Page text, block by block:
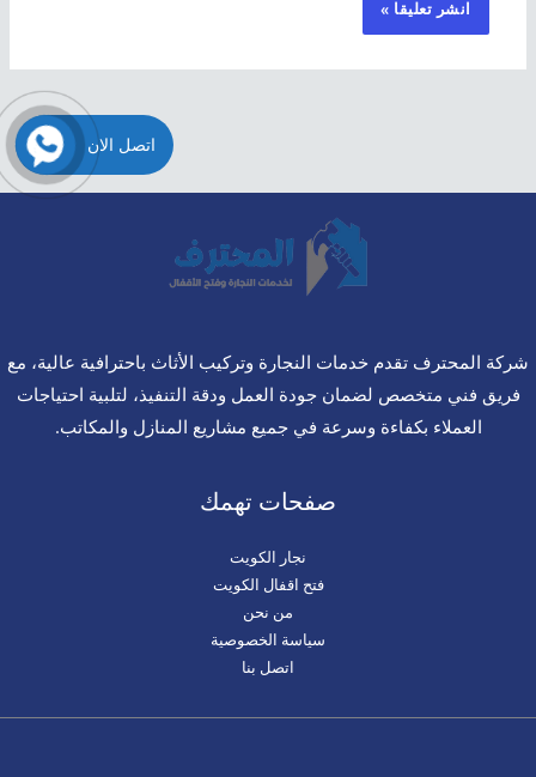
شركة المحترف تقدم خدمات النجارة وتركيب الأثاث باحترافية عالية، مع
فريق فني متخصص لضمان جودة العمل ودقة التنفيذ، لتلبية احتياجات
العملاء بكفاءة وسرعة في جميع مشاريع المنازل والمكاتب.
صفحات تهمك
نجار الكويت
فتح اقفال الكويت
من نحن
سياسة الخصوصية
اتصل بنا
اتصل الان